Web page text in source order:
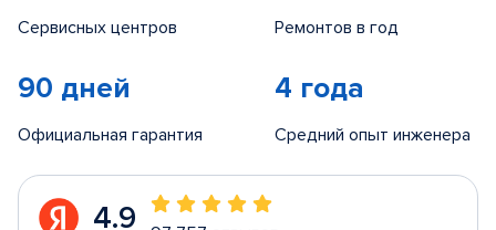
Сервисных центров Ремонтов в год
90 дней
Официальная гарантия
4 года
Средний опыт инженера
4.9